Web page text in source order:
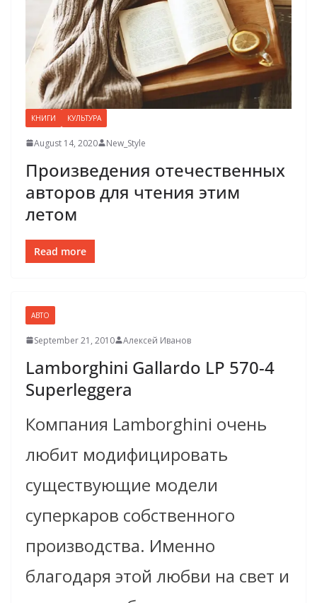
КНИГИ КУЛЬТУРА
August 14, 2020 New_Style
Произведения отечественных
авторов для чтения этим
летом
Read more
АВТО
September 21, 2010 Алексей Иванов
Lamborghini Gallardo LP 570-4
Superleggera
Компания Lamborghini очень
любит модифицировать
существующие модели
суперкаров собственного
производства. Именно
благодаря этой любви на свет и